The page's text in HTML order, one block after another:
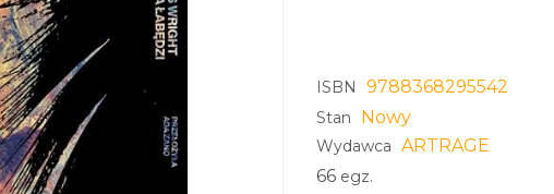
ISBN 9788368295542
Stan Nowy
Wydawca ARTRAGE
66 egz.